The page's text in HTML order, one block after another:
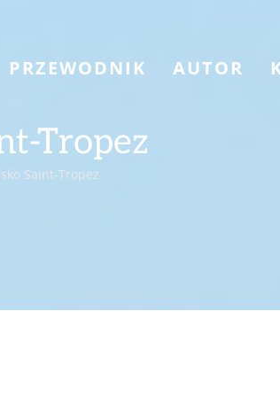
PRZEWODNIK AUTOR
Tropez
Saint-Tropez